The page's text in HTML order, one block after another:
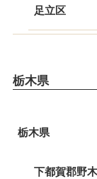
足立区
栃木県
栃木県
下都賀郡野